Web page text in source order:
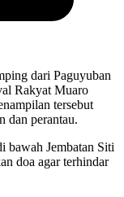
dari Paguyuban
Rakyat Muaro
tersebut
dan perantau.
bawah Jembatan Siti
doa agar terhindar